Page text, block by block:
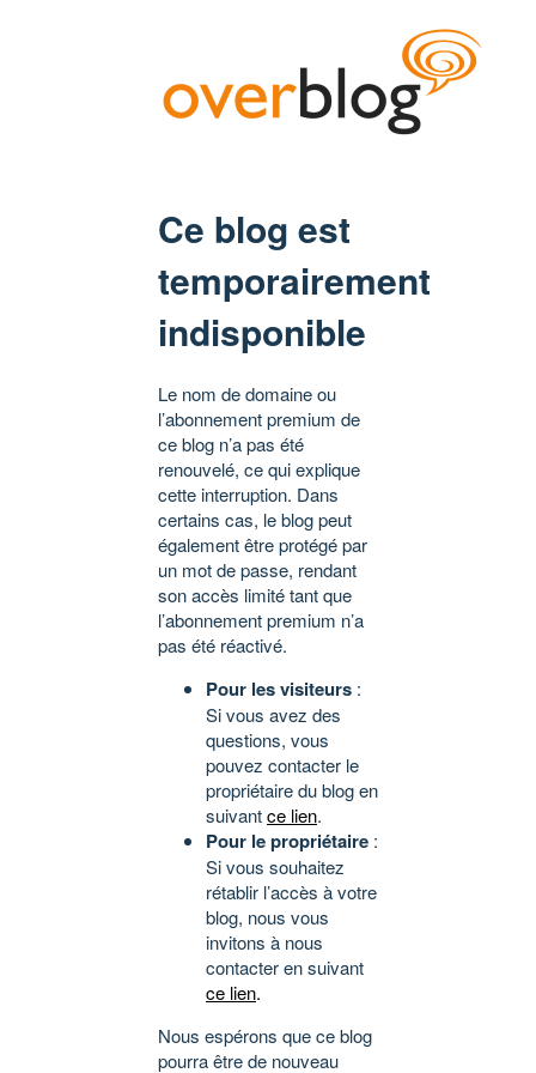
Ce blog est
temporairement
indisponible
Le nom de domaine ou
l’abonnement premium de
ce blog n’a pas été
renouvelé, ce qui explique
cette interruption. Dans
certains cas, le blog peut
également être protégé par
un mot de passe, rendant
son accès limité tant que
l’abonnement premium n’a
pas été réactivé.
Pour les visiteurs :
Si vous avez des
questions, vous
pouvez contacter le
propriétaire du blog en
suivantce lien.
Pour le propriétaire :
Si vous souhaitez
rétablir l’accès à votre
blog, nous vous
invitons à nous
contacter en suivant
ce lien.
Nous espérons que ce blog
pourra être de nouveau